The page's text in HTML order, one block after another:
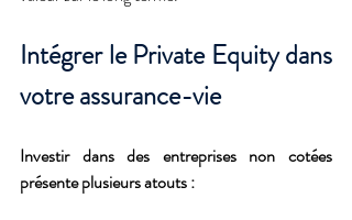
Intégrer le Private Equity dans
votre assurance-vie
Investir dans des entreprises non cotées
présente plusieurs atouts :